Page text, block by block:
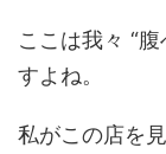
ここは我々 “
すよね。
私がこの店を